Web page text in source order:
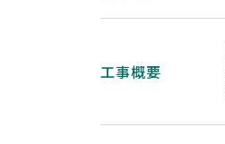
工事概要